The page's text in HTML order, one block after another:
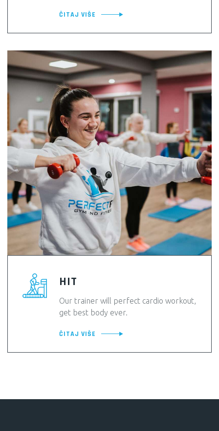
ČITAJ VIŠE
HIT
Our trainer will perfect cardio workout,
get best body ever.
ČITAJ VIŠE